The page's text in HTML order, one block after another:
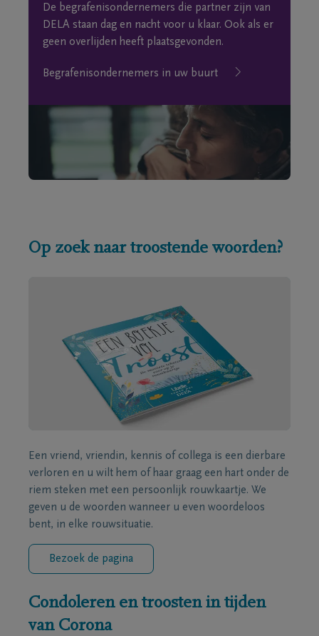
De begrafenisondernemers die partner zijn van
DELA staan dag en nacht voor u klaar. Ook als er
geen overlijden heeft plaatsgevonden.
Begrafenisondernemers in uw buurt
Op zoek naar troostende woorden?
Een vriend, vriendin, kennis of collega is een dierbare
verloren en u wilt hem of haar graag een hart onder de
riem steken met een persoonlijk rouwkaartje. We
geven u de woorden wanneer u even woordeloos
bent, in elke rouwsituatie.
Bezoek de pagina
Condoleren en troosten in tijden
van Corona